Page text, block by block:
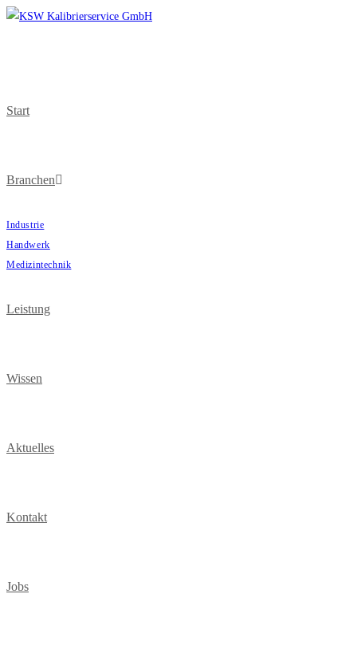
Start
Branchen
Industrie
Handwerk
Medizintechnik
Leistung
Wissen
Aktuelles
Kontakt
Jobs